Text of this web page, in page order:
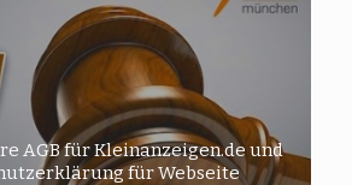
AGB für Kleinanzeigen.de und
für Webseite